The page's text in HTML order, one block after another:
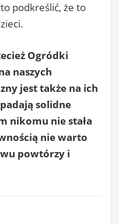
podkreślić, że to
Ogródki
naszych
jest także na ich
solidne
nikomu nie stała
nie warto
powtórzy i